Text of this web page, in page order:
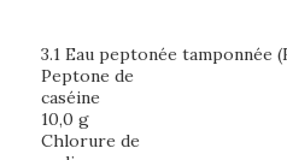
3.1 Eau peptonée tamponnée
Peptone de
10,0 g
Chlorure de